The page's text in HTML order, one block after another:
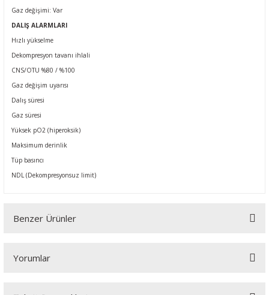
Gaz değişimi: Var
DALIŞ ALARMLARI
Hızlı yükselme
Dekompresyon tavanı ihlali
CNS/OTU %80 / %100
Gaz değişim uyarısı
Dalış süresi
Gaz süresi
Yüksek pO2 (hiperoksik)
Maksimum derinlik
Tüp basıncı
NDL (Dekompresyonsuz limit)
Benzer Ürünler
Yorumlar